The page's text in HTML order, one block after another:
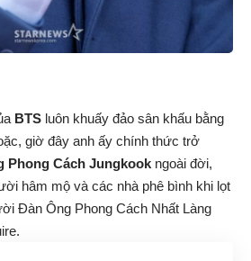
BTS luôn khuấy đảo sân khấu bằng
giờ đây anh ấy chính thức trở
Phong Cách Jungkook ngoài đời,
hâm mộ và các nhà phê bình khi lọt
Đàn Ông Phong Cách Nhất Làng